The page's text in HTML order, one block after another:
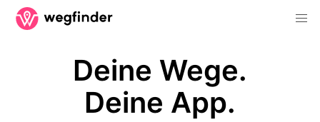
Deine Wege.
Deine App.